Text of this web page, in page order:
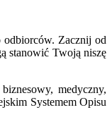
odbiorców. Zacznij od
stanowić Twoją niszę
medyczny,
Systemem Opisu